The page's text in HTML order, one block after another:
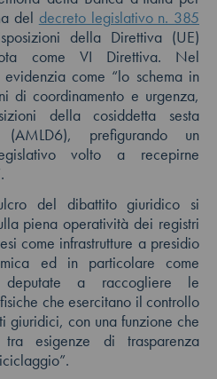
del decreto legislativo n. 385
della Direttiva (UE)
come VI Direttiva. Nel
come “lo schema in
di coordinamento e urgenza,
della cosiddetta sesta
prefigurando un
volto a recepirne
del dibattito giuridico si
piena operatività dei registri
come infrastrutture a presidio
ed in particolare come
a raccogliere le
che esercitano il controllo
giuridici, con una funzione che
esigenze di trasparenza